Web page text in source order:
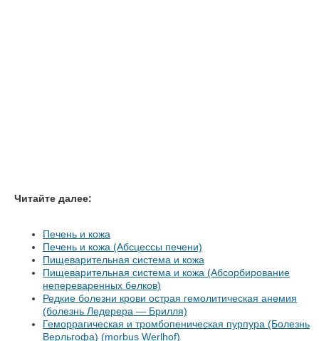
Читайте далее:
Печень и кожа
Печень и кожа (Абсцессы печени)
Пищеварительная система и кожа
Пищеварительная система и кожа (Абсорбирование
непереваренных белков)
Редкие болезни крови острая гемолитическая анемия
(болезнь Ледерера — Брилля)
Геморрагическая и тромбопеническая пурпура (Болезнь
Верльгофа) (morbus Werlhof)